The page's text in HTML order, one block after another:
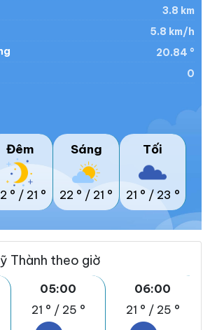
3.8 km
5.8 km/h
20.84 °
0
Đêm
° / 21 °
Sáng
22 ° / 21 °
Tối
21 ° / 23 °
Thành theo giờ
05:00
21 ° / 25 °
06:00
21 ° / 25 °